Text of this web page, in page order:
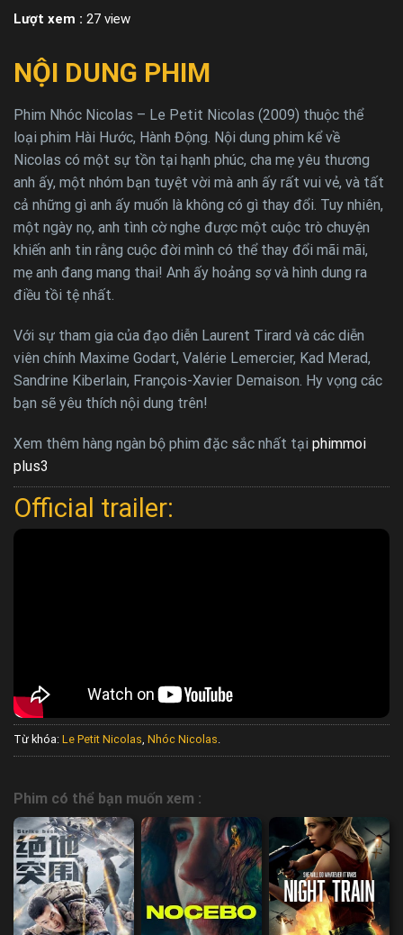
Lượt xem : 27 view
NỘI DUNG PHIM
Phim Nhóc Nicolas – Le Petit Nicolas (2009) thuộc thể
loại phim Hài Hước, Hành Động. Nội dung phim kể về
Nicolas có một sự tồn tại hạnh phúc, cha mẹ yêu thương
anh ấy, một nhóm bạn tuyệt vời mà anh ấy rất vui vẻ, và tất
cả những gì anh ấy muốn là không có gì thay đổi. Tuy nhiên,
một ngày nọ, anh tình cờ nghe được một cuộc trò chuyện
khiến anh tin rằng cuộc đời mình có thể thay đổi mãi mãi,
mẹ anh đang mang thai! Anh ấy hoảng sợ và hình dung ra
điều tồi tệ nhất.
Với sự tham gia của đạo diễn Laurent Tirard và các diễn
viên chính Maxime Godart, Valérie Lemercier, Kad Merad,
Sandrine Kiberlain, François-Xavier Demaison. Hy vọng các
bạn sẽ yêu thích nội dung trên!
Xem thêm hàng ngàn bộ phim đặc sắc nhất tại phimmoi
plus3
Official trailer:
Từ khóa: Le Petit Nicolas, Nhóc Nicolas.
Phim có thể bạn muốn xem :